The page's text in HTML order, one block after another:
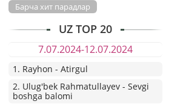
Барча хит парадлар
UZ TOP 20
7.07.2024-12.07.2024
1. Rayhon - Atirgul
2. Ulug'bek Rahmatullayev - Sevgi
boshga balomi